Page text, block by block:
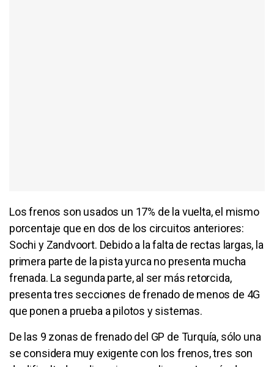
Los frenos son usados un 17% de la vuelta, el mismo
porcentaje que en dos de los circuitos anteriores:
Sochi y Zandvoort. Debido a la falta de rectas largas, la
primera parte de la pista yurca no presenta mucha
frenada. La segunda parte, al ser más retorcida,
presenta tres secciones de frenado de menos de 4G
que ponen a prueba a pilotos y sistemas.
De las 9 zonas de frenado del GP de Turquía, sólo una
se considera muy exigente con los frenos, tres son